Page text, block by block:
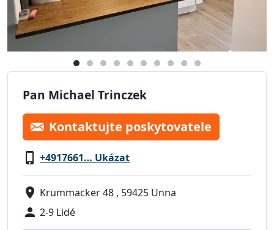
Pan Michael Trinczek
Kontaktujte poskytovatele
+4917661… Ukázat
Krummacker 48 , 59425 Unna
2-9 Lidé